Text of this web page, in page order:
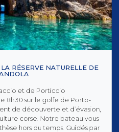
RÉSERVE NATURELLE DE
et de Porticcio
8h30 sur le golfe de Porto-
de découverte et d’évasion,
corse. Notre bateau vous
hors du temps. Guidés par